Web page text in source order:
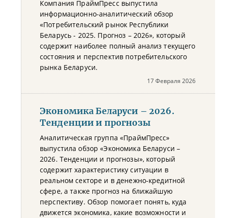
Компания ПраймПресс выпустила
информационно-аналитический обзор
«Потребительский рынок Республики
Беларусь - 2025. Прогноз – 2026», который
содержит наиболее полный анализ текущего
состояния и перспектив потребительского
рынка Беларуси.
17 Февраля 2026
Экономика Беларуси – 2026.
Тенденции и прогнозы
Аналитическая группа «ПраймПресс»
выпустила обзор «Экономика Беларуси –
2026. Тенденции и прогнозы», который
содержит характеристику ситуации в
реальном секторе и в денежно-кредитной
сфере, а также прогноз на ближайшую
перспективу. Обзор помогает понять, куда
движется экономика, какие возможности и